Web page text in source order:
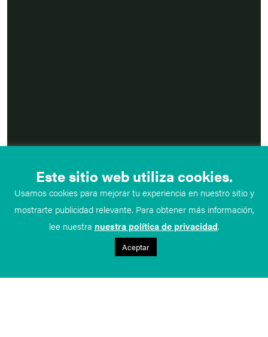
Este sitio web utiliza cookies.
Usamos cookies para mejorar tu experiencia en nuestro sitio y
mostrarte publicidad relevante. Para obtener más información,
lee nuestra nuestra política de privacidad.
Aceptar